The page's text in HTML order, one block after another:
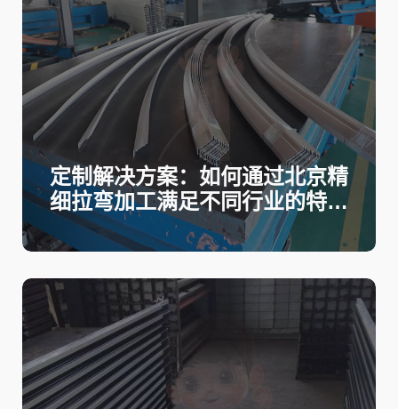
定制解决方案：如何通过北京精
细拉弯加工满足不同行业的特殊
需求